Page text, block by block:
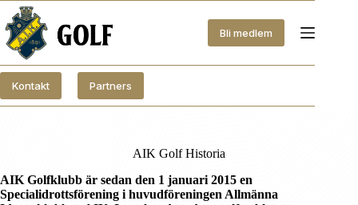
Hoppa
till
innehåll
Bli medlem
Kontakt Partners
AIK Golf Historia
AIK Golfklubb är sedan den 1 januari 2015 en
Specialidrottsförening i huvudföreningen Allmänna